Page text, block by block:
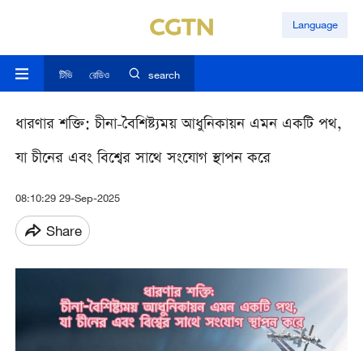
Language
টিভি রেডিও search
ধারণার শক্তি: চীনা-বৈশিষ্ট্যময় আধুনিকায়ন এমন একটি পথ,
যা চীনের এবং বিশ্বের সাথে সংযোগ স্থাপন করে
08:10:29 29-Sep-2025
Share